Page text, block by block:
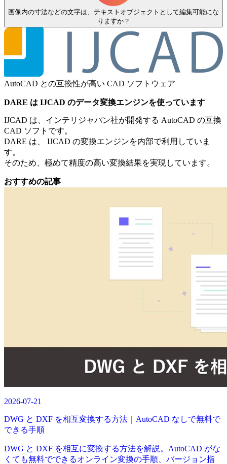
画像内の寸法などの文字は、テキストオブジェクトとして編集可能にな
りますか？
AutoCAD との互換性が高い CAD ソフトウェア
DARE は IJCAD のデータ変換エンジンを使っています
IJCAD は、インテリジャパン社が開発する AutoCAD の互換
CAD ソフトです。
DARE は、 IJCAD の変換エンジンを内部で利用していま
す。
そのため、極めて精度の高い変換結果を実現しています。
おすすめの記事
2026-07-21
DWG と DXF を相互変換する方法｜AutoCAD なしで無料で
できる手順
DWG と DXF を相互に変換する方法を解説。AutoCAD がな
くても無料でできるオンライン変換の手順、バージョン指